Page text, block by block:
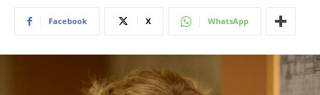
Facebook X WhatsApp